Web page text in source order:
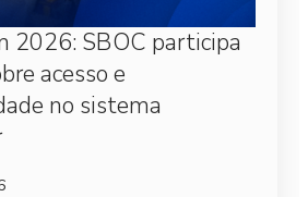
2026: SBOC participa
acesso e
no sistema